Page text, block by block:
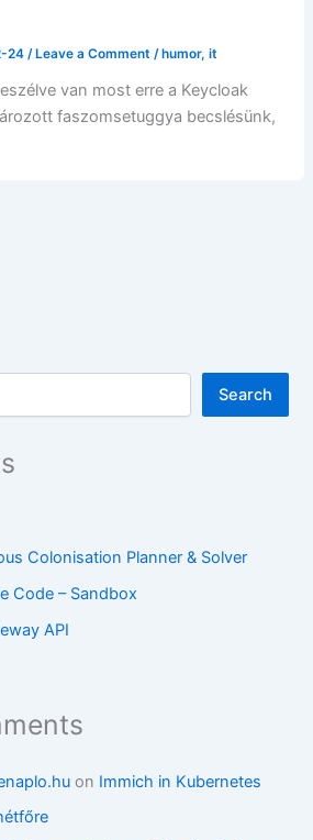
24 / Leave a Comment / humor, it
van most erre a Keycloak
faszomsetuggya becslésünk,
Search
Colonisation Planner & Solver
Code – Sandbox
API
on Immich in Kubernetes